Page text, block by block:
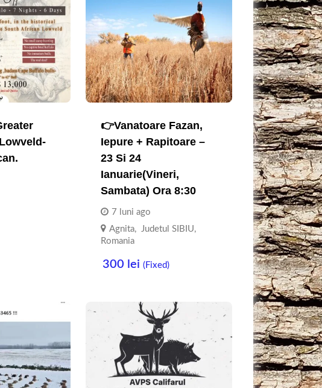
👉Vanatoare Fazan,
Iepure + Rapitoare –
23 Si 24
Ianuarie(Vineri,
Sambata) Ora 8:30
7 luni ago
Agnita, Judetul SIBIU,
Romania
300 lei (Fixed)